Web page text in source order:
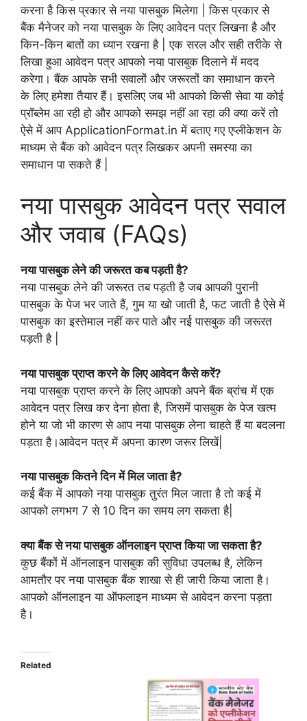
करना है किस प्रकार से नया पासबुक मिलेगा | किस प्रकार से
बैंक मैनेजर को नया पासबुक के लिए आवेदन पत्र लिखना है और
किन-किन बातों का ध्यान रखना है | एक सरल और सही तरीके से
लिखा हुआ आवेदन पत्र आपको नया पासबुक दिलाने में मदद
करेगा। बैंक आपके सभी सवालों और जरूरतों का समाधान करने
के लिए हमेशा तैयार हैं। इसलिए जब भी आपको किसी सेवा या कोई
प्रॉब्लेम आ रही हो और आपको समझ नहीं आ रहा की क्या करें तो
ऐसे में आप ApplicationFormat.in में बताए गए एप्लीकेशन के
माध्यम से बैंक को आवेदन पत्र लिखकर अपनी समस्या का
समाधान पा सकते हैं |
नया पासबुक आवेदन पत्र सवाल
और जवाब (FAQs)
नया पासबुक लेने की जरूरत कब पड़ती है?
नया पासबुक लेने की जरूरत तब पड़ती है जब आपकी पुरानी
पासबुक के पेज भर जाते हैं, गुम या खो जाती है, फट जाती है ऐसे में
पासबुक का इस्तेमाल नहीं कर पाते और नई पासबुक की जरूरत
पड़ती है |
नया पासबुक प्राप्त करने के लिए आवेदन कैसे करें?
नया पासबुक प्राप्त करने के लिए आपको अपने बैंक ब्रांच में एक
आवेदन पत्र लिख कर देना होता है, जिसमें पासबुक के पेज खत्म
होने या जो भी कारण से आप नया पासबुक लेना चाहते हैं या बदलना
पड़ता है।आवेदन पत्र में अपना कारण जरूर लिखें|
नया पासबुक कितने दिन में मिल जाता है?
कई बैंक में आपको नया पासबुक तुरंत मिल जाता है तो कई में
आपको लगभग 7 से 10 दिन का समय लग सकता है|
क्या बैंक से नया पासबुक ऑनलाइन प्राप्त किया जा सकता है?
कुछ बैंकों में ऑनलाइन पासबुक की सुविधा उपलब्ध है, लेकिन
आमतौर पर नया पासबुक बैंक शाखा से ही जारी किया जाता है।
आपको ऑनलाइन या ऑफलाइन माध्यम से आवेदन करना पड़ता
है।
Related